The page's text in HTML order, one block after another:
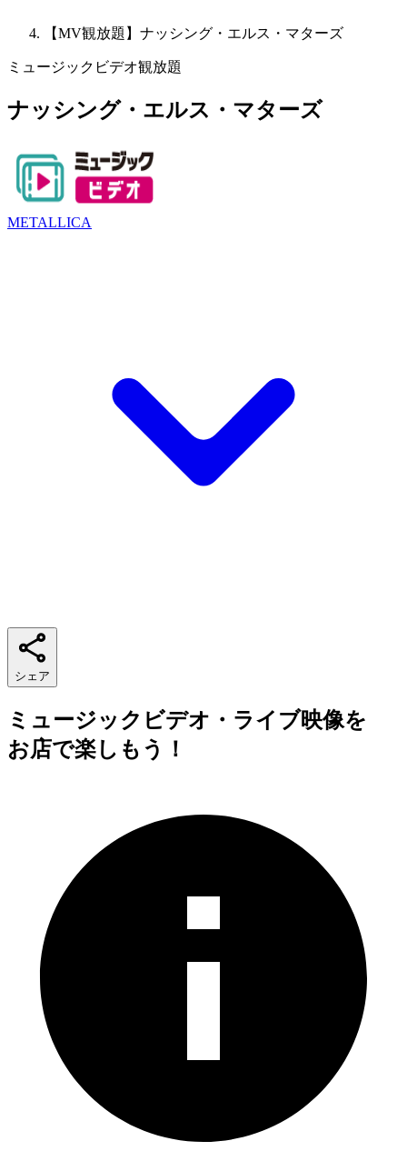
【MV観放題】ナッシング・エルス・マターズ
ミュージックビデオ観放題
ナッシング・エルス・マターズ
METALLICA
シェア
ミュージックビデオ・ライブ映像を
お店で楽しもう！